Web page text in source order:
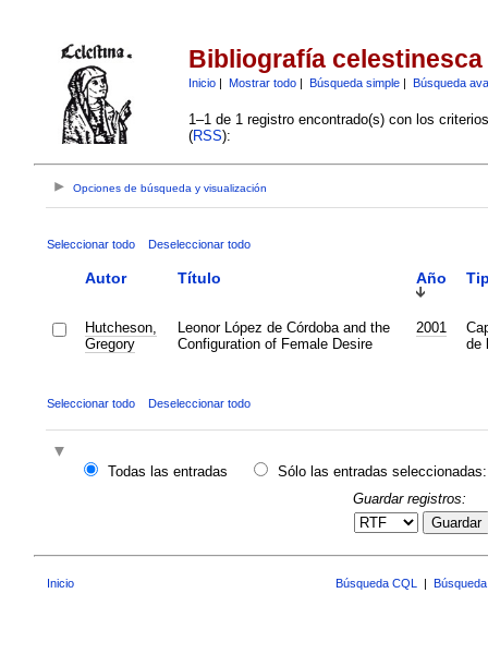
Bibliografía celestinesca
Inicio| Mostrar todo| Búsqueda simple| Búsqueda
1–1 de 1 registro encontrado(s) con los
(RSS):
Opciones de búsqueda y visualización
Seleccionar todo Deseleccionar todo
Autor Título Año
Hutcheson,
Gregory
Leonor López de Córdoba and the
Configuration of Female Desire
2001
de
Seleccionar todo Deseleccionar todo
Todas las entradas
Sólo las entradas seleccionadas:
Guardar registros:
Guardar
Inicio Búsqueda CQL